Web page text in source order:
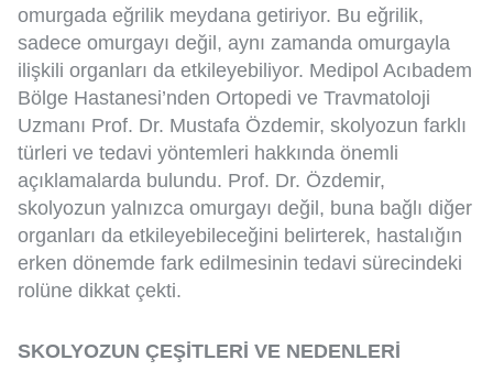
omurgada eğrilik meydana getiriyor. Bu eğrilik,
sadece omurgayı değil, aynı zamanda omurgayla
ilişkili organları da etkileyebiliyor. Medipol Acıbadem
Bölge Hastanesi’nden Ortopedi ve Travmatoloji
Uzmanı Prof. Dr. Mustafa Özdemir, skolyozun farklı
türleri ve tedavi yöntemleri hakkında önemli
açıklamalarda bulundu. Prof. Dr. Özdemir,
skolyozun yalnızca omurgayı değil, buna bağlı diğer
organları da etkileyebileceğini belirterek, hastalığın
erken dönemde fark edilmesinin tedavi sürecindeki
rolüne dikkat çekti.
SKOLYOZUN ÇEŞİTLERİ VE NEDENLERİ